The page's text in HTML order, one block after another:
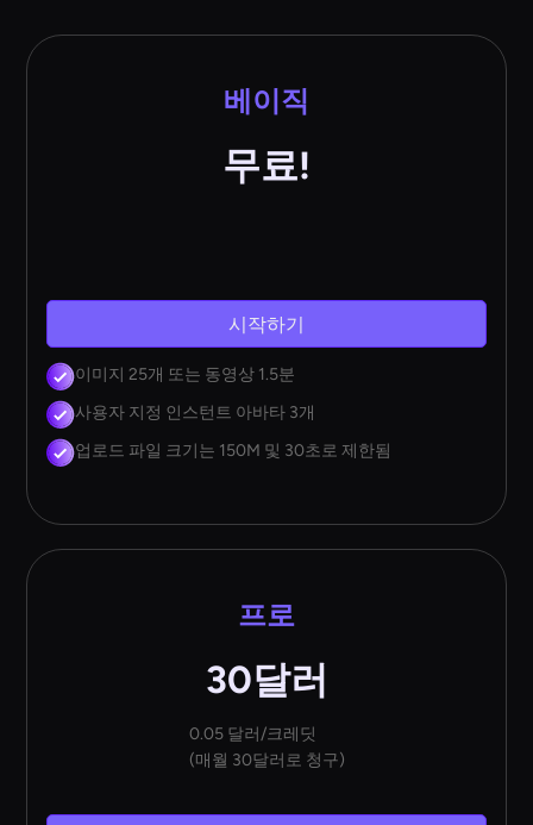
베이직
무료!
시작하기
이미지 25개 또는 동영상 1.5분
사용자 지정 인스턴트 아바타 3개
업로드 파일 크기는 150M 및 30초로 제한됨
프로
30달러
0.05 달러/크레딧
(매월 30달러로 청구)